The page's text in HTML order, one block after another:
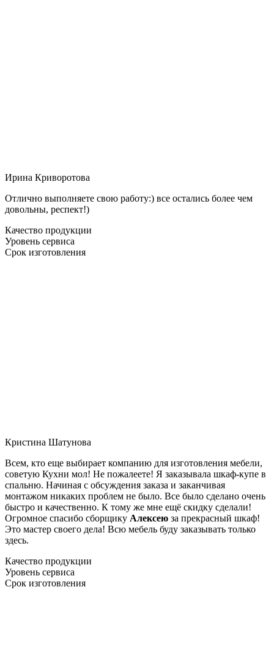
Ирина Криворотова
Отлично выполняете свою работу:) все остались более чем
довольны, респект!)
Качество продукции
Уровень сервиса
Срок изготовления
Кристина Шатунова
Всем, кто еще выбирает компанию для изготовления мебели,
советую Кухни мол! Не пожалеете! Я заказывала шкаф-купе в
спальню. Начиная с обсуждения заказа и заканчивая
монтажом никаких проблем не было. Все было сделано очень
быстро и качественно. К тому же мне ещё скидку сделали!
Огромное спасибо сборщику Алексею за прекрасный шкаф!
Это мастер своего дела! Всю мебель буду заказывать только
здесь.
Качество продукции
Уровень сервиса
Срок изготовления